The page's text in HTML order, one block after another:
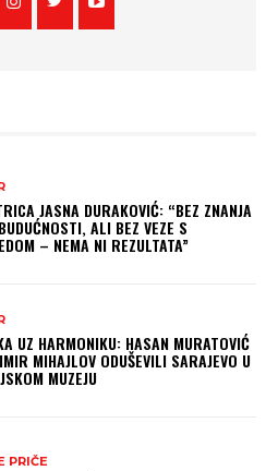
JASNA DURAKOVIĆ: “BEZ ZNANJA
ALI BEZ VEZE S
– NEMA NI REZULTATA”
UZ HARMONIKU: HASAN MURATOVIĆ
MIHAJLOV ODUŠEVILI SARAJEVO U
MUZEJU
PRIČE